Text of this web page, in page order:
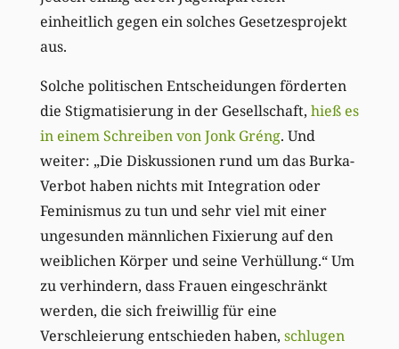
einheitlich gegen ein solches Gesetzesprojekt
aus.
Solche politischen Entscheidungen förderten
die Stigmatisierung in der Gesellschaft, hieß es
in einem Schreiben von Jonk Gréng. Und
weiter: „Die Diskussionen rund um das Burka-
Verbot haben nichts mit Integration oder
Feminismus zu tun und sehr viel mit einer
ungesunden männlichen Fixierung auf den
weiblichen Körper und seine Verhüllung.“ Um
zu verhindern, dass Frauen eingeschränkt
werden, die sich freiwillig für eine
Verschleierung entschieden haben, schlugen